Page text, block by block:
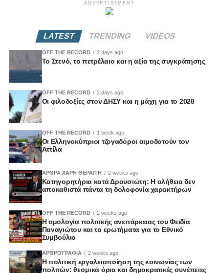
ADVERTISEMENT
LATEST TRENDING VIDEOS
OFF THE RECORD 2 days ago
Το Στενό, το πετρέλαιο και η αξία της συγκράτησης
OFF THE RECORD 2 days ago
Οι φιλοδοξίες στον ΔΗΣΥ και η μάχη για το 2028
OFF THE RECORD 1 week ago
Οι Ελληνοκύπριοι τζογαδόροι αιμοδοτούν τον
Αττίλα
ΆΡΘΡΑ ΧΆΡΗ ΘΕΡΑΠΉ 2 weeks ago
Κατηγορητήρια κατά Δρουσιώτη: Η αλήθεια δεν
αποκαθιστά πάντα τη δολοφονία χαρακτήρων
OFF THE RECORD 2 weeks ago
Η ομολογία πολιτικής ανεπάρκειας του Φειδία
Παναγιώτου και τα ερωτήματα για το Εθνικό
Συμβούλιο
ΑΡΘΡΟΓΡΑΦΙΑ 2 weeks ago
Η πολιτική εργαλειοποίηση της κοινωνίας των
πολιτών: θεσμικά όρια και δημοκρατικές συνέπειες